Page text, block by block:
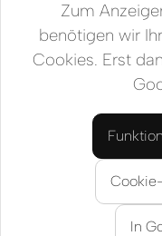
Zum
benötigen wir
Cookies. Erst
In